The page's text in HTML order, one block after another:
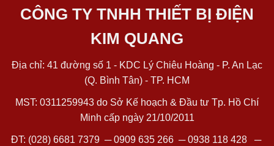
CÔNG TY TNHH THIẾT BỊ ĐIỆN
KIM QUANG
Địa chỉ: 41 đường số 1 - KDC Lý Chiêu Hoàng - P. An Lạc
(Q. Bình Tân) - TP. HCM
MST: 0311259943 do Sở Kế hoạch & Đầu tư Tp. Hồ Chí
Minh cấp ngày 21/10/2011
ĐT: (028) 6681 7379 ─0909 635 266─0938 118 428─